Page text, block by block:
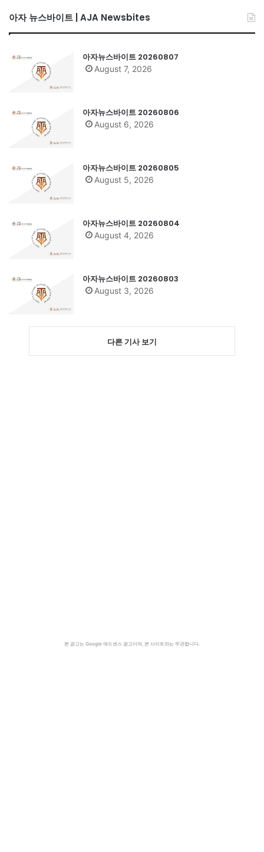
아자 뉴스바이트 | AJA Newsbites
아자뉴스바이트 20260807
August 7, 2026
아자뉴스바이트 20260806
August 6, 2026
아자뉴스바이트 20260805
August 5, 2026
아자뉴스바이트 20260804
August 4, 2026
아자뉴스바이트 20260803
August 3, 2026
다른 기사 보기
본 광고는 Google 애드센스 광고이며, 본 사이트와는 무관합니다.